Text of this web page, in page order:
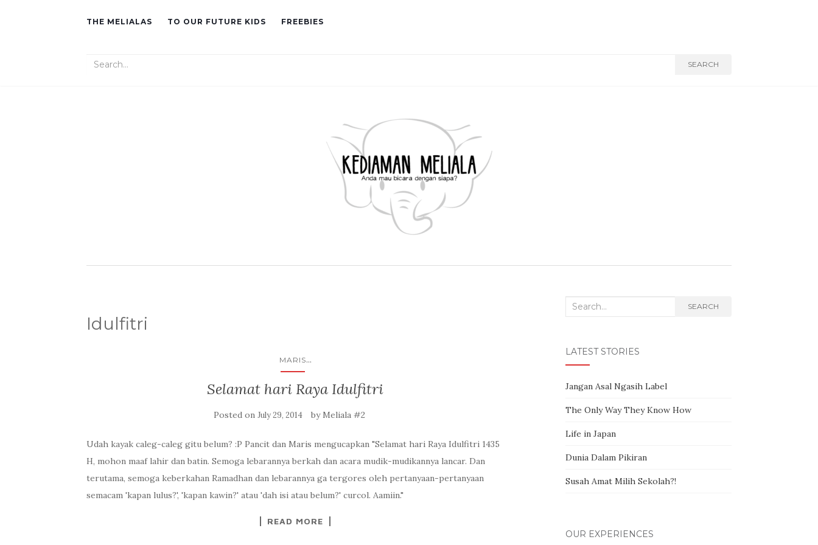
THE MELIALAS TO OUR FUTURE KIDS FREEBIES
Search for: SEARCH
Idulfitri
MARIS...
Selamat hari Raya Idulfitri
Posted on July 29, 2014 byMeliala #2
Udah kayak caleg-caleg gitu belum? :P Pancit dan Maris mengucapkan "Selamat hari Raya Idulfitri 1435
H, mohon maaf lahir dan batin. Semoga lebarannya berkah dan acara mudik-mudikannya lancar. Dan
terutama, semoga keberkahan Ramadhan dan lebarannya ga tergores oleh pertanyaan-pertanyaan
semacam 'kapan lulus?', 'kapan kawin?' atau 'dah isi atau belum?' curcol. Aamiin."
READ MORE
Search for: SEARCH
LATEST STORIES
Jangan Asal Ngasih Label
The Only Way They Know How
Life in Japan
Dunia Dalam Pikiran
Susah Amat Milih Sekolah?!
OUR EXPERIENCES